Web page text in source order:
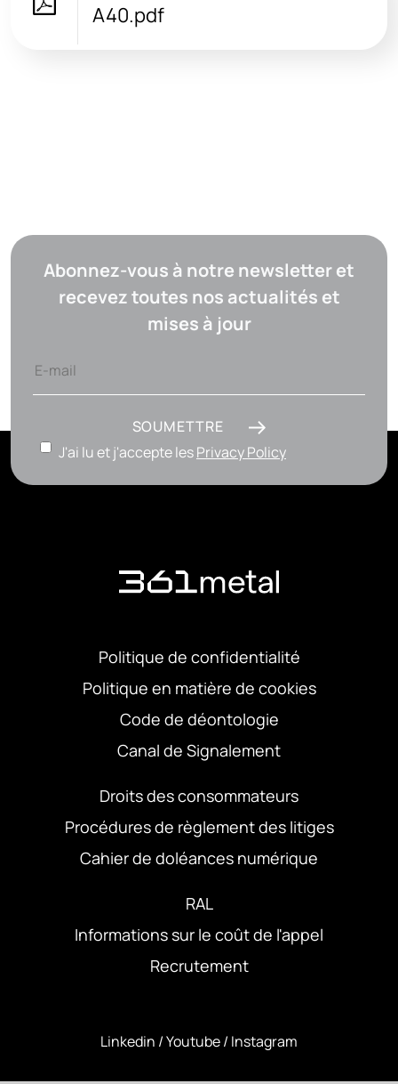
A40.pdf
Abonnez-vous à notre newsletter et
recevez toutes nos actualités et
mises à jour
SOUMETTRE
J'ai lu et j'accepte lesPrivacy Policy
Politique de confidentialité
Politique en matière de cookies
Code de déontologie
Canal de Signalement
Droits des consommateurs
Procédures de règlement des litiges
Cahier de doléances numérique
RAL
Informations sur le coût de l'appel
Recrutement
Linkedin /Youtube/ Instagram